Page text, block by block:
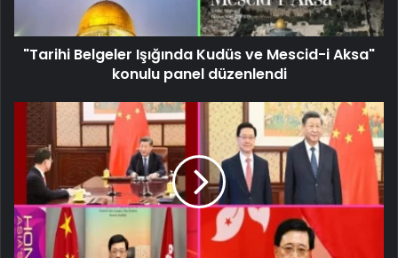
"Tarihi Belgeler Işığında Kudüs ve Mescid-i Aksa"
konulu panel düzenlendi